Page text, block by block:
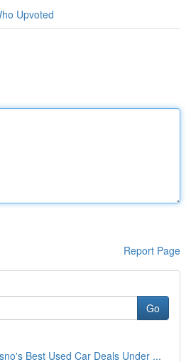
Upvoted
Report Page
Go
Best Used Car Deals Under ...